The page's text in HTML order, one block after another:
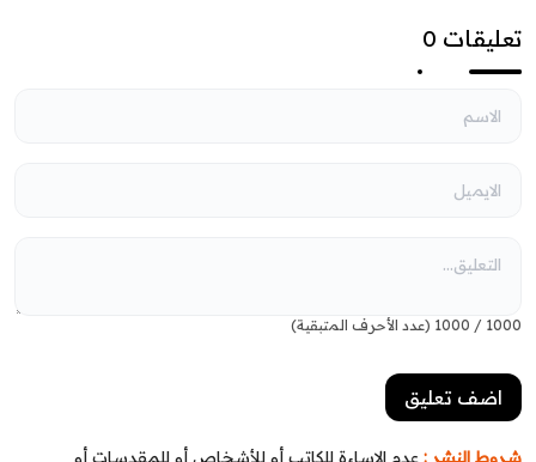
تعليقات 0
1000
/
1000 (عدد الأحرف المتبقية)
شروط النشر : عدم الإساءة للكاتب أو للأشخاص أو للمقدسات أو